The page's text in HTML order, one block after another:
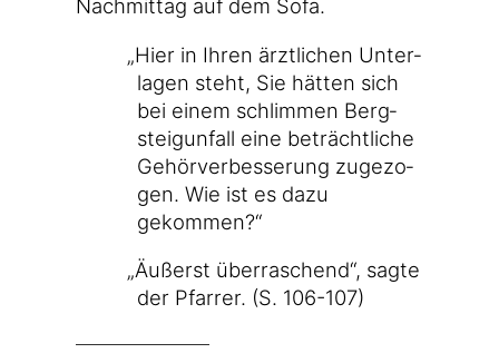
Nach­mit­tag auf dem Sofa.
„Hier in Ihren ärzt­li­chen Unter­
la­gen steht, Sie hät­ten sich
bei einem schlim­men Berg­
steig­un­fall eine beträcht­li­che
Gehör­ver­bes­se­rung zuge­zo­
gen. Wie ist es dazu
gekommen?“
„Äußerst über­ra­schend“, sag­te
der Pfar­rer. (S. 106-107)